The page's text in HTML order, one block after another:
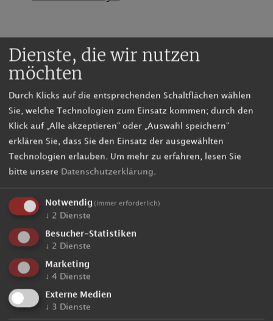
4 Sterne Hotel Kronplatz
Dienste, die wir nutzen
möchten
Durch Klicks auf die entsprechenden Schaltflächen wählen
Sie, welche Technologien zum Einsatz kommen; durch den
Klick auf „Alle akzeptieren“ oder „Auswahl speichern“
erklären Sie, dass Sie den Einsatz der ausgewählten
Technologien erlauben. Um mehr zu erfahren, lesen Sie
bitte unsere
Datenschutzerklärung.
Notwendig (immer erforderlich)
↓ 2 Dienste
Besucher-Statistiken
↓ 2 Dienste
Marketing
↓ 4 Dienste
Externe Medien
↓ 3 Dienste